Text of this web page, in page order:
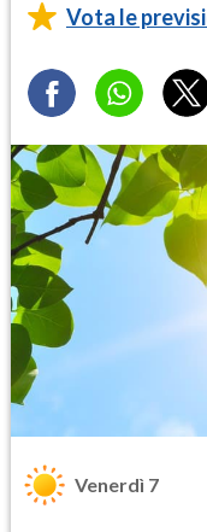
Vota le
Venerdì 7